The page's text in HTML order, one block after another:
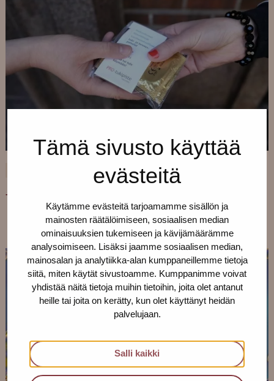
Tämä sivusto käyttää
evästeitä
Käytämme evästeitä tarjoamamme sisällön ja
mainosten räätälöimiseen, sosiaalisen median
ominaisuuksien tukemiseen ja kävijämäärämme
analysoimiseen. Lisäksi jaamme sosiaalisen median,
mainosalan ja analytiikka-alan kumppaneillemme tietoja
siitä, miten käytät sivustoamme. Kumppanimme voivat
yhdistää näitä tietoja muihin tietoihin, joita olet antanut
heille tai joita on kerätty, kun olet käyttänyt heidän
palvelujaan.
Salli kaikki
UNCATEGORIZED
Take away и другие услуги Про-тукиписте